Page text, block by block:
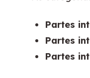
Partes
Partes
Partes